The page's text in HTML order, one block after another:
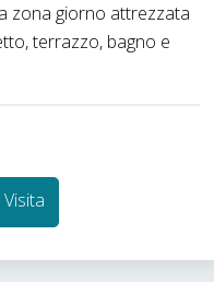
zona giorno attrezzata
terrazzo, bagno e
Visita